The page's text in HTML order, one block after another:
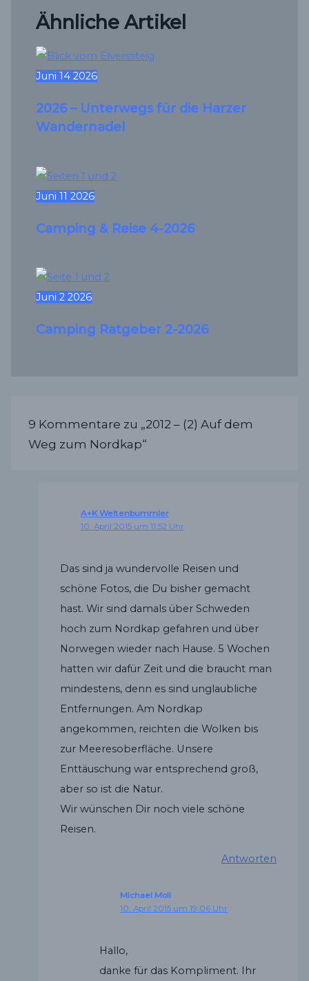
Ähnliche Artikel
Juni 14 2026
2026 – Unterwegs für die Harzer
Wandernadel
Juni 11 2026
Camping & Reise 4-2026
Juni 2 2026
Camping Ratgeber 2-2026
9 Kommentare zu „2012 – (2) Auf dem
Weg zum Nordkap“
A+K Weltenbummler
10. April 2015 um 11:52 Uhr
Das sind ja wundervolle Reisen und
schöne Fotos, die Du bisher gemacht
hast. Wir sind damals über Schweden
hoch zum Nordkap gefahren und über
Norwegen wieder nach Hause. 5 Wochen
hatten wir dafür Zeit und die braucht man
mindestens, denn es sind unglaubliche
Entfernungen. Am Nordkap
angekommen, reichten die Wolken bis
zur Meeresoberfläche. Unsere
Enttäuschung war entsprechend groß,
aber so ist die Natur.
Wir wünschen Dir noch viele schöne
Reisen.
Antworten
Michael Moll
10. April 2015 um 19:06 Uhr
Hallo,
danke für das Kompliment. Ihr